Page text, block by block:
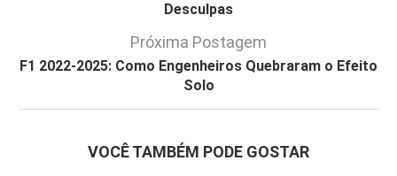
Desculpas
Próxima Postagem
F1 2022-2025: Como Engenheiros Quebraram o Efeito
Solo
VOCÊ TAMBÉM PODE GOSTAR